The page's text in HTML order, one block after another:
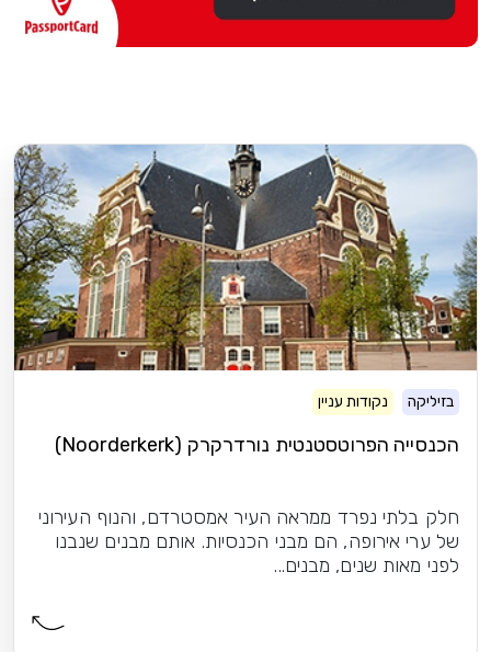
בזיליקה נקודות עניין
הכנסייה הפרוטסטנטית נורדרקרק (Noorderkerk)
חלק בלתי נפרד ממראה העיר אמסטרדם, והנוף העירוני
של ערי אירופה, הם מבני הכנסיות. אותם מבנים שנבנו
לפני מאות שנים, מבנים...